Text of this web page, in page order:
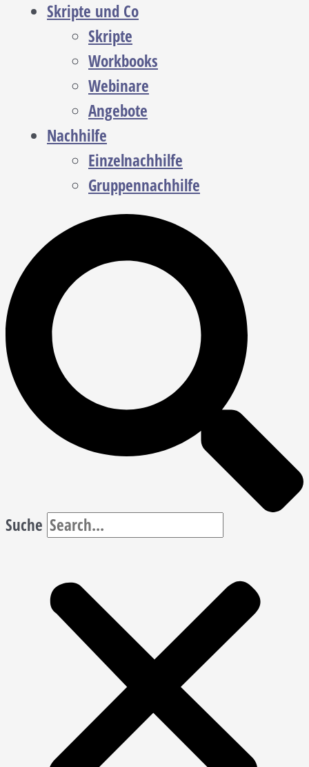
Skripte und Co
Skripte
Workbooks
Webinare
Angebote
Nachhilfe
Einzelnachhilfe
Gruppennachhilfe
Suche